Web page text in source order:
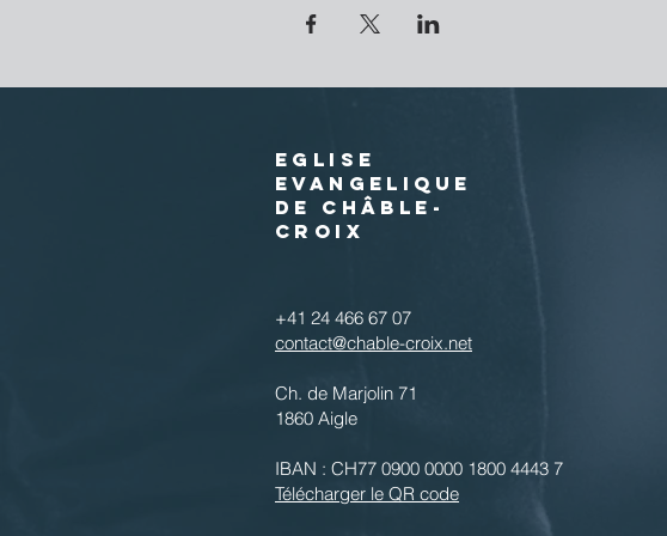
EGLISE
EVANGELIQUE
DE CHÂBLE-
CROIX
+41 24 466 67 07
contact@chable-croix.net
Ch. de Marjolin 71
1860 Aigle
IBAN : CH77 0900 0000 1800 4443 7
Télécharger le QR code